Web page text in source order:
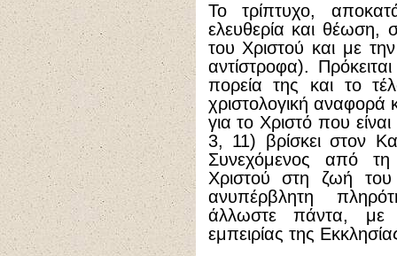
Το τρίπτυχο,
ελευθερία και θέωση,
του Χριστού και με
αντίστροφα).
πορεία της και το
χριστολογική
για το Χριστό που
3, 11) βρίσκει στον
Συνεχόμενος από
Χριστού στη ζωή
ανυπέρβλητη
άλλωστε πάντα, με
εμπειρίας της